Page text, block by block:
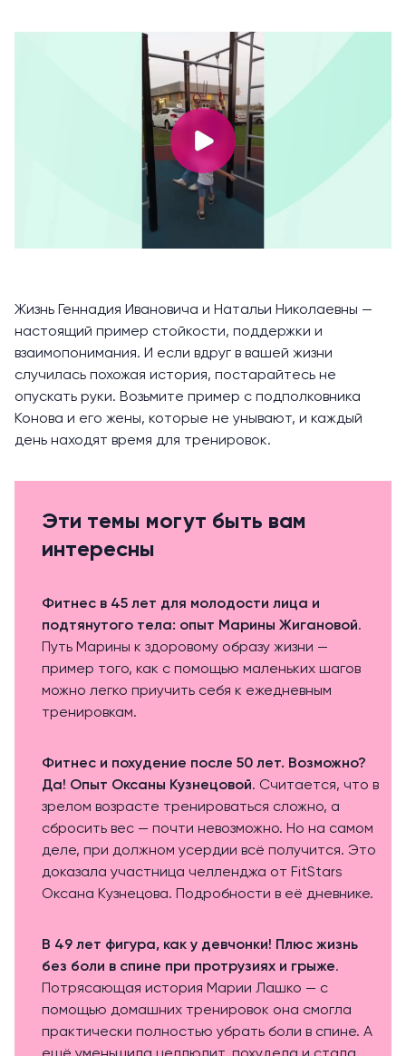
Жизнь Геннадия Ивановича и Натальи Николаевны —
настоящий пример стойкости, поддержки и
взаимопонимания. И если вдруг в вашей жизни
случилась похожая история, постарайтесь не
опускать руки. Возьмите пример с подполковника
Конова и его жены, которые не унывают, и каждый
день находят время для тренировок.
Эти темы могут быть вам
интересны
Фитнес в 45 лет для молодости лица и
подтянутого тела: опыт Марины Жигановой.
Путь Марины к здоровому образу жизни —
пример того, как с помощью маленьких шагов
можно легко приучить себя к ежедневным
тренировкам.
Фитнес и похудение после 50 лет. Возможно?
Да! Опыт Оксаны Кузнецовой. Считается, что в
зрелом возрасте тренироваться сложно, а
сбросить вес — почти невозможно. Но на самом
деле, при должном усердии всё получится. Это
доказала участница челленджа от FitStars
Оксана Кузнецова. Подробности в её дневнике.
В 49 лет фигура, как у девчонки! Плюс жизнь
без боли в спине при протрузиях и грыже.
Потрясающая история Марии Лашко — с
помощью домашних тренировок она смогла
практически полностью убрать боли в спине. А